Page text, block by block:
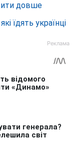
довше
їдять українці